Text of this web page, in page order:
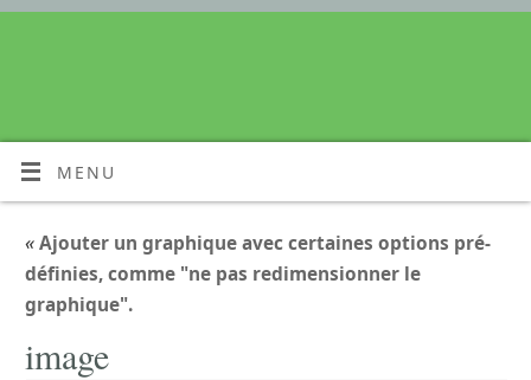
MENU
«Ajouter un graphique avec certaines options pré-
définies, comme "ne pas redimensionner le
graphique".
image